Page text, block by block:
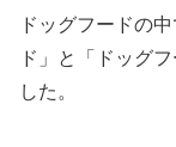
ドッグフードの
ド」と「ドッグ
した。